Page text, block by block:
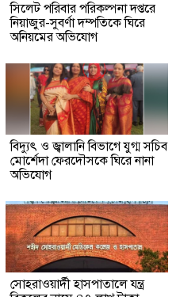
সিলেট পরিবার পরিকল্পনা দপ্তরে
নিয়াজুর-সুবর্ণা দম্পতিকে ঘিরে
অনিয়মের অভিযোগ
বিদ্যুৎ ও জ্বালানি বিভাগে যুগ্ম সচিব
মোর্শেদা ফেরদৌসকে ঘিরে নানা
অভিযোগ
সোহরাওয়ার্দী হাসপাতালে যন্ত্র